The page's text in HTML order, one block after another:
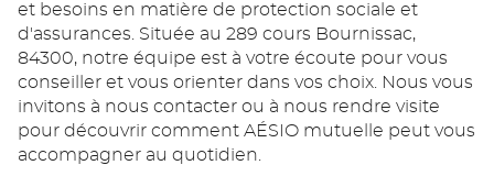
et besoins en matière de protection sociale et
d'assurances. Située au 289 cours Bournissac,
84300, notre équipe est à votre écoute pour vous
conseiller et vous orienter dans vos choix. Nous vous
invitons à nous contacter ou à nous rendre visite
pour découvrir comment AÉSIO mutuelle peut vous
accompagner au quotidien.